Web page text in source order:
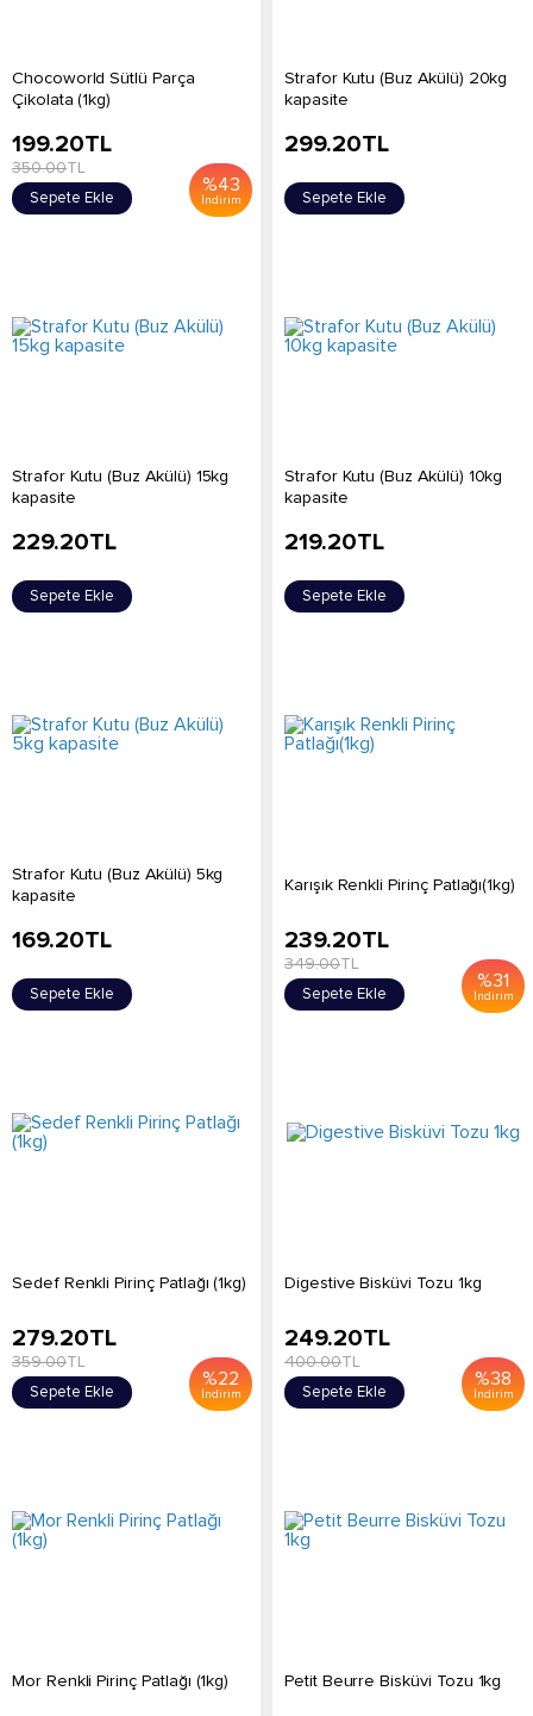
Chocoworld Sütlü Parça
Çikolata (1kg)
%43
İndirim
199.20TL
350.00TL
Sepete Ekle
Strafor Kutu (Buz Akülü) 20kg
kapasite
299.20TL
Sepete Ekle
Strafor Kutu (Buz Akülü) 15kg
kapasite
229.20TL
Sepete Ekle
Strafor Kutu (Buz Akülü) 10kg
kapasite
219.20TL
Sepete Ekle
Strafor Kutu (Buz Akülü) 5kg
kapasite
169.20TL
Sepete Ekle
Karışık Renkli Pirinç Patlağı(1kg)
%31
İndirim
239.20TL
349.00TL
Sepete Ekle
Sedef Renkli Pirinç Patlağı (1kg)
%22
İndirim
279.20TL
359.00TL
Sepete Ekle
Digestive Bisküvi Tozu 1kg
%38
İndirim
249.20TL
400.00TL
Sepete Ekle
Mor Renkli Pirinç Patlağı (1kg) Petit Beurre Bisküvi Tozu 1kg